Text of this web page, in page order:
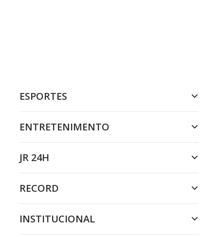
ESPORTES
ENTRETENIMENTO
JR 24H
RECORD
INSTITUCIONAL